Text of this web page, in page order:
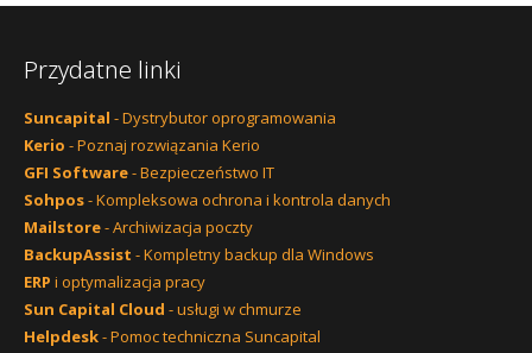
Przydatne linki
Suncapital - Dystrybutor oprogramowania
Kerio - Poznaj rozwiązania Kerio
GFI Software- Bezpieczeństwo IT
Sohpos- Kompleksowa ochrona i kontrola danych
Mailstore- Archiwizacja poczty
BackupAssist - Kompletny backup dla Windows
ERP i optymalizacja pracy
Sun Capital Cloud - usługi w chmurze
Helpdesk- Pomoc techniczna Suncapital